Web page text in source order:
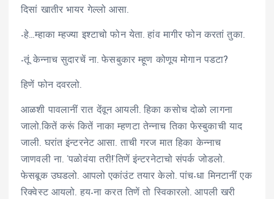
दिसां खातीर भायर गेल्लो आसा.
-हे…म्हाका म्हज्या इश्टाचो फोन येता. हांव मागीर फोन करतां तुका.
-तूं केन्नाच सुदारचें ना. फेसबुकार म्हूण कोणूय मोगान पडटा?
हिणें फोन दवरलो.
आळशी पावलानीं रात देंवून आयली. हिका कसोच दोळो लागना
जालो.कितें करूं कितें नाका म्हणटा तेन्नाच तिका फेस्बुकाची याद
जाली. घरांत इंन्टरनेट आसा. ताची गरज मात हिका केन्नाच
जाणवली ना. ’पळोवंया तरी!’तिणें इंन्टरनेटाचो संपर्क जोडलो.
फेसबूक उघडलो. आपलो एकांउंट तयार केलो. पांच-धा मिनटानीं एक
रिक्वेस्ट आयलो. हय-ना करत तिणें तो स्विकारलो. आपली खरी